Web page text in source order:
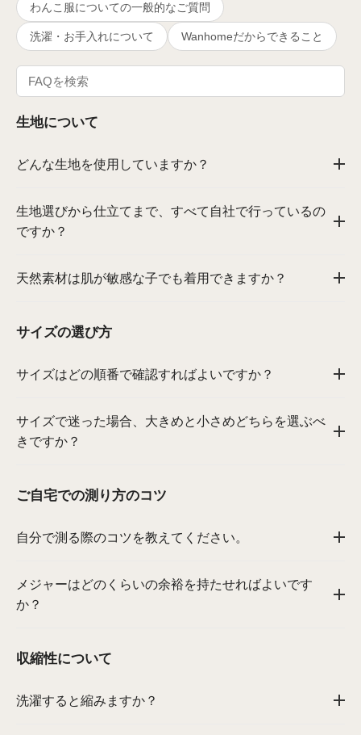
わんこ服についての一般的なご質問
洗濯・お手入れについて Wanhomeだからできること
生地について
どんな生地を使用していますか？
生地選びから仕立てまで、すべて自社で行っているの
ですか？
天然素材は肌が敏感な子でも着用できますか？
サイズの選び方
サイズはどの順番で確認すればよいですか？
サイズで迷った場合、大きめと小さめどちらを選ぶべ
きですか？
ご自宅での測り方のコツ
自分で測る際のコツを教えてください。
メジャーはどのくらいの余裕を持たせればよいです
か？
収縮性について
洗濯すると縮みますか？